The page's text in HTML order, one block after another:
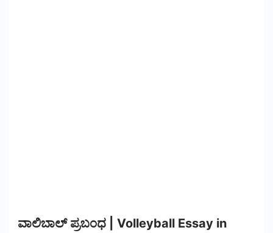
ವಾಲಿಬಾಲ್ ಪ್ರಬಂಧ | Volleyball Essay in